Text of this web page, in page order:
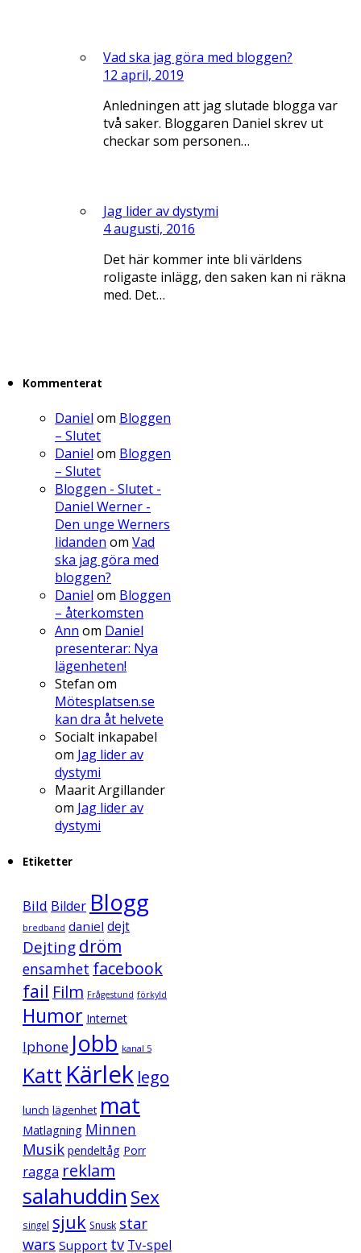
Vad ska jag göra med bloggen?
12 april, 2019
Anledningen att jag slutade blogga var
två saker. Bloggaren Daniel skrev ut
checkar som personen…
Jag lider av dystymi
4 augusti, 2016
Det här kommer inte bli världens
roligaste inlägg, den saken kan ni räkna
med. Det…
Kommenterat
Daniel om Bloggen
– Slutet
Daniel om Bloggen
– Slutet
Bloggen - Slutet -
Daniel Werner -
Den unge Werners
lidanden om Vad
ska jag göra med
bloggen?
Daniel om Bloggen
– återkomsten
Ann om Daniel
presenterar: Nya
lägenheten!
Stefan om
Mötesplatsen.se
kan dra åt helvete
Socialt inkapabel
om Jag lider av
dystymi
Maarit Argillander
om Jag lider av
dystymi
Etiketter
Bild Bilder Blogg
bredband daniel dejt
Dejtingdröm
ensamhet facebook
fail Film Frågestund förkyld
Humor Internet
Iphone Jobb kanal 5
Katt Kärlek lego
lunch lägenhet mat
Matlagning Minnen
Musik pendeltåg Porr
ragga reklam
salahuddin Sex
singel sjuk Snusk star
wars Support tv Tv-spel